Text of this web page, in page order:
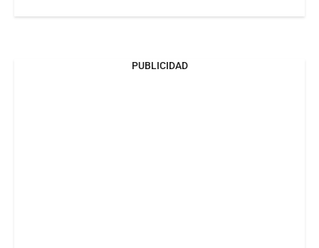
PUBLICIDAD